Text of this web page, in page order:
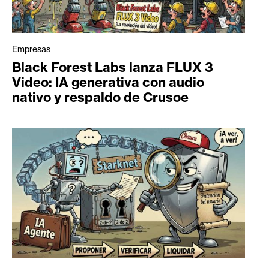
Empresas
Black Forest Labs lanza FLUX 3
Video: IA generativa con audio
nativo y respaldo de Crusoe